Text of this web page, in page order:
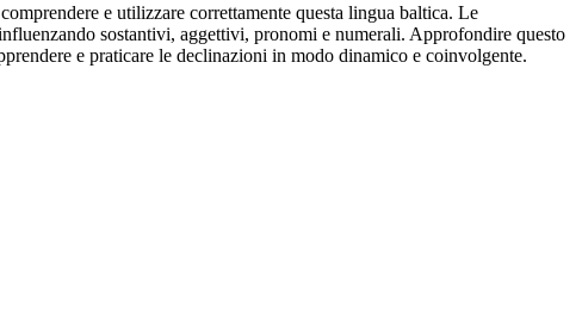
e utilizzare correttamente questa lingua baltica. Le
sostantivi, aggettivi, pronomi e numerali. Approfondire questo
e praticare le declinazioni in modo dinamico e coinvolgente.